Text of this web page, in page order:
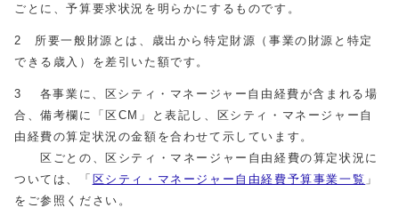
ごとに、予算要求状況を明らかにするものです。
2 所要一般財源とは、歳出から特定財源（事業の財源と特定
できる歳入）を差引いた額です。
3 各事業に、区シティ・マネージャー自由経費が含まれる場
合、備考欄に「区CM」と表記し、区シティ・マネージャー自
由経費の算定状況の金額を合わせて示しています。
区ごとの、区シティ・マネージャー自由経費の算定状況に
ついては、「 区シティ・マネージャー自由経費予算事業一覧 」
をご参照ください。